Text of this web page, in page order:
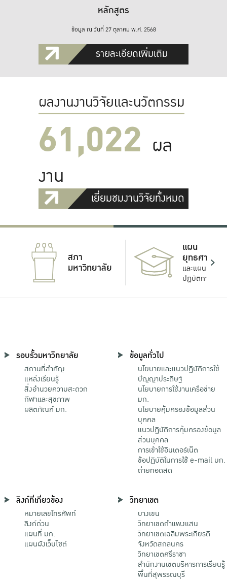
หลักสูตร
ข้อมูล ณ วันที่ 27 ตุลาคม พ.ศ. 2568
รายละเอียดเพิ่มเติม
ผลงานงานวิจัยและนวัตกรรม
61,022 ผล
งาน
เยี่ยมชมงานวิจัยทั้งหมด
สภา
มหาวิทยาลัย
แผน
ยุทธศาสตร์
และแผน
ปฏิบัติการ
รอบรั้วมหาวิทยาลัย
สถานที่สำคัญ
แหล่งเรียนรู้
สิ่งอำนวยความสะดวก
กีฬาและสุขภาพ
ผลิตภัณฑ์ มก.
ข้อมูลทั่วไป
นโยบายและแนวปฏิบัติการใช้
ปัญญาประดิษฐ์
นโยบายการใช้งานเครือข่าย
มก.
นโยบายคุ้มครองข้อมูลส่วน
บุคคล
แนวปฏิบัติการคุ้มครองข้อมูล
ส่วนบุคคล
การเข้าใช้อินเตอร์เน็ต
ข้อปฏิบัติในการใช้ e-mail มก.
ถ่ายทอดสด
ลิงก์ที่เกี่ยวข้อง
หมายเลขโทรศัพท์
ลิงก์ด่วน
แผนที่ มก.
แผนผังเว็บไซต์
วิทยาเขต
บางเขน
วิทยาเขตกําแพงแสน
วิทยาเขตเฉลิมพระเกียรติ
จังหวัดสกลนคร
วิทยาเขตศรีราชา
สำนักงานเขตบริหารการเรียนรู้
พื้นที่สุพรรณบุรี